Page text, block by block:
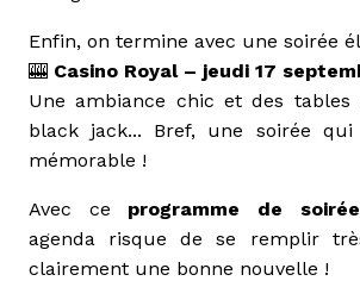
Enfin, on termine avec une soirée
🎰 Casino Royal – jeudi 17
Une ambiance chic et des
black jack... Bref, une soirée qui
mémorable !
Avec ce programme de
agenda risque de se remplir
clairement une bonne nouvelle !